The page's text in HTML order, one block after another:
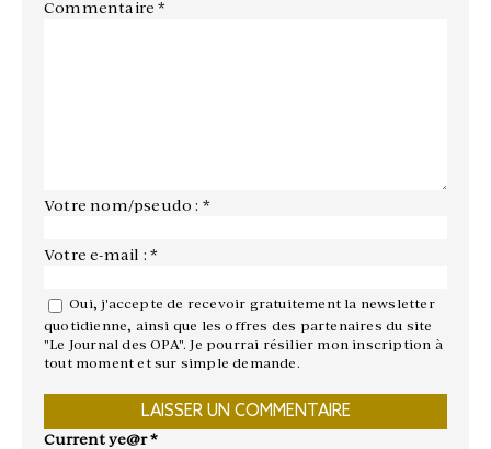
Commentaire*
Votre nom/pseudo : *
Votre e-mail : *
Oui, j'accepte de recevoir gratuitement la newsletter
quotidienne, ainsi que les offres des partenaires du site
"Le Journal des OPA". Je pourrai résilier mon inscription à
tout moment et sur simple demande.
Current ye@r*